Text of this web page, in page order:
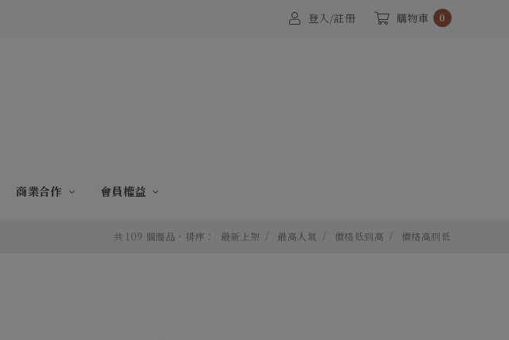
登入/註冊 購物車 0
商業合作 會員權益
共 109 個商品，排序： 最新上架 最高人氣 價格低到高 價格高到低